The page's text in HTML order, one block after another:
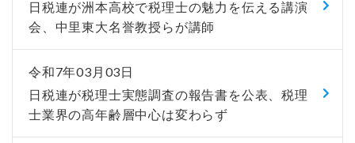
日税連が洲本高校で税理士の魅力を伝える講演
会、中里東大名誉教授らが講師
令和7年03月03日
日税連が税理士実態調査の報告書を公表、税理
士業界の高年齢層中心は変わらず